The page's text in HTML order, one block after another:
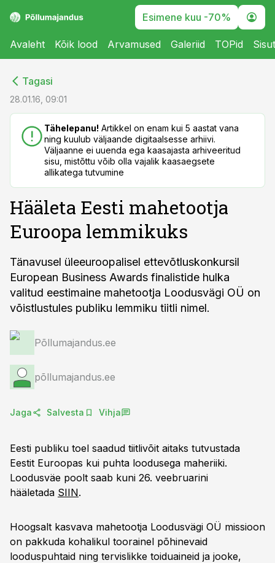
Esimene kuu -70%
Avaleht Kõik lood Arvamused Galeriid TOPid
Tagasi
28.01.16, 09:01
Tähelepanu! Artikkel on enam kui 5 aastat vana
ning kuulub väljaande digitaalsesse arhiivi.
Väljaanne ei uuenda ega kaasajasta arhiveeritud
sisu, mistõttu võib olla vajalik kaasaegsete
allikatega tutvumine
Hääleta Eesti mahetootja
Euroopa lemmikuks
Tänavusel üleeuroopalisel ettevõtluskonkursil
European Business Awards finalistide hulka
valitud eestimaine mahetootja Loodusvägi OÜ on
võistlustules publiku lemmiku tiitli nimel.
Põllumajandus.ee
põllumajandus.ee
Jaga Salvesta Vihja
Eesti publiku toel saadud tiitlivõit aitaks tutvustada
Eestit Euroopas kui puhta loodusega maheriiki.
Loodusväe poolt saab kuni 26. veebruarini
hääletada SIIN.
Hoogsalt kasvava mahetootja Loodusvägi OÜ missioon
on pakkuda kohalikul toorainel põhinevaid
looduspuhtaid ning tervislikke toiduaineid ja jooke,